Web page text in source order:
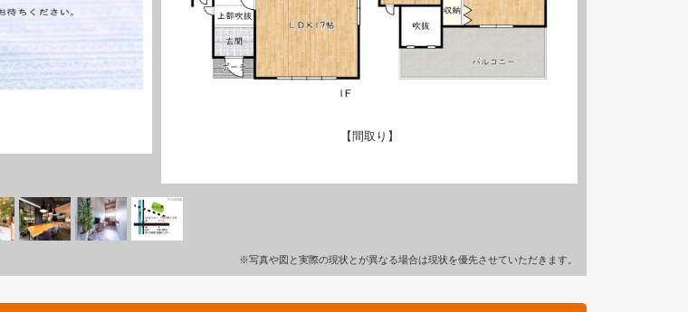
【間取り】
※写真や図と実際の現状とが異なる場合は現状を優先させていただきます。